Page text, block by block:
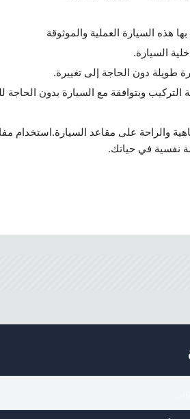
السيارة.
طويلة دون الحاجة إلى تغييرة.
وبتوافقة مع السيارة بدون
والراحة على مقاعد السيارة.استخدام
نفسية في حياتك.